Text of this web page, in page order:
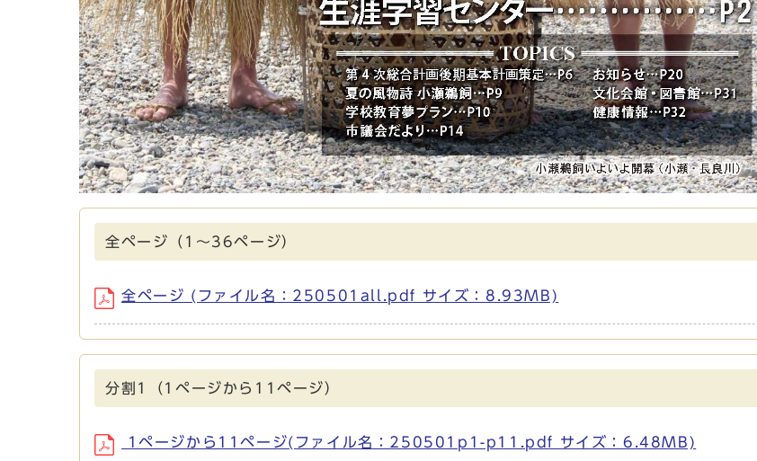
全ページ（1～36ページ）
全ページ (ファイル名：250501all.pdf サイズ：8.93MB)
分割1（1ページから11ページ）
1ページから11ページ(ファイル名：250501p1-p11.pdf サイズ：6.48MB)